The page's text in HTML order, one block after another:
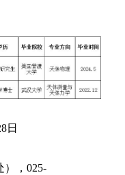
日
），025-